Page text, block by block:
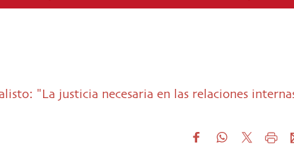
"La justicia necesaria en las relaciones